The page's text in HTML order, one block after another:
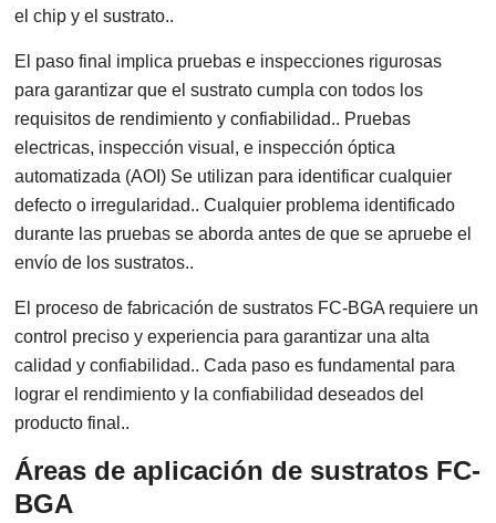
el chip y el sustrato..
El paso final implica pruebas e inspecciones rigurosas
para garantizar que el sustrato cumpla con todos los
requisitos de rendimiento y confiabilidad.. Pruebas
electricas, inspección visual, e inspección óptica
automatizada (AOI) Se utilizan para identificar cualquier
defecto o irregularidad.. Cualquier problema identificado
durante las pruebas se aborda antes de que se apruebe el
envío de los sustratos..
El proceso de fabricación de sustratos FC-BGA requiere un
control preciso y experiencia para garantizar una alta
calidad y confiabilidad.. Cada paso es fundamental para
lograr el rendimiento y la confiabilidad deseados del
producto final..
Áreas de aplicación de sustratos FC-
BGA